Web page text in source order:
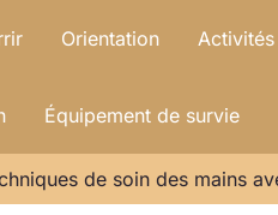
Orientation
Équipement de survie
de soin des mains